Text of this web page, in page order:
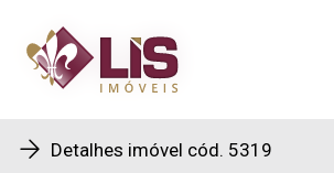
Detalhes imóvel cód. 5319